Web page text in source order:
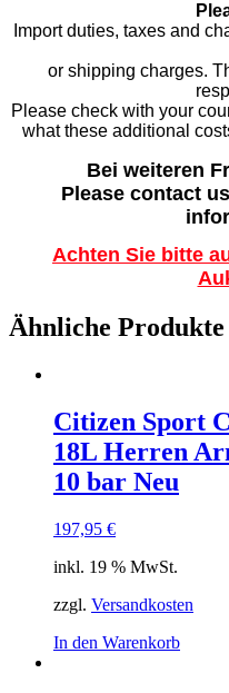
Import duties, taxes and
or shipping charges.
Please check with your
what these additional
Bei weiteren
Please contact
Achten Sie bitte
Ähnliche Produkte
Citizen Sport
18L Herren
10 bar Neu
197,95 €
inkl. 19 % MwSt.
zzgl. Versandkosten
In den Warenkorb